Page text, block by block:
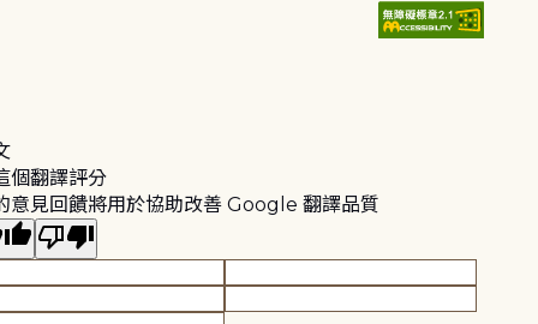
個翻譯評分
意見回饋將用於協助改善 Google 翻譯品質